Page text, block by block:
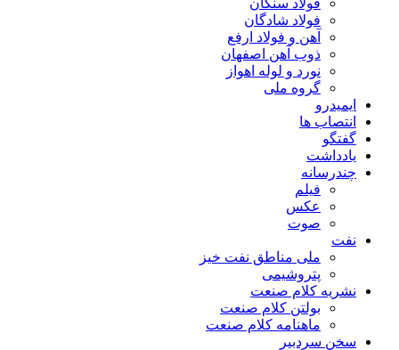
فولاد شادگان
آهن و فولاد ارفع
ذوب آهن اصفهان
نورد و لوله اهواز
گروه ملی
ایمیدرو
انتصاب ها
گفتگو
یادداشت
چندرسانه
فیلم
عکس
صوت
نفت
ملی مناطق نفت خیز
پتروشیمی
نشریه کلام صنعت
بولتن کلام صنعت
ماهنامه کلام صنعت
سخن سردبیر